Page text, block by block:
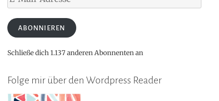
Mail-
Adresse
ABONNIEREN
Schließe dich 1.137 anderen Abonnenten an
Folge mir über den Wordpress Reader